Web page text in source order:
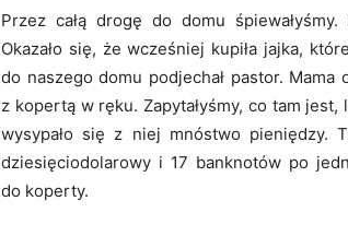
Przez całą drogę do domu
Okazało się, że wcześniej kupiła jajka,
do naszego domu podjechał pastor. Mama
z kopertą w ręku. Zapytałyśmy, co tam
wysypało się z niej mnóstwo pieniędzy.
dziesięciodolarowy i 17 banknotów po
do koperty.